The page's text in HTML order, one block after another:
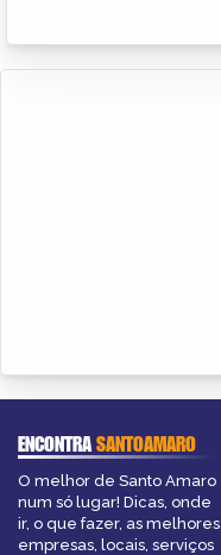
ENCONTRASANTOAMARO
O melhor de Santo Amaro
num só lugar! Dicas, onde
ir, o que fazer, as melhores
empresas, locais, serviços